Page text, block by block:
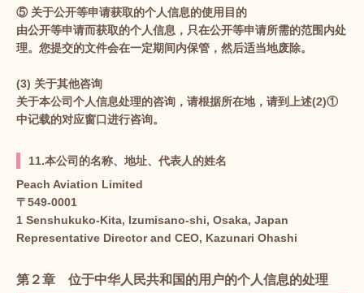
⑤ 关于公开等申请获取的个人信息的使用目的
由公开等申请而获取的个人信息，只在公开等申请所需的范围内处
理。您提交的文件会在一定期间内保管，然后适当地废除。
(3) 关于其他咨询
关于本公司个人信息处理的咨询，请根据所在地，请到上述(2)①
中记载的对应窗口进行咨询。
11.本公司的名称、地址、代表人的姓名
Peach Aviation Limited
〒549-0001
1 Senshukuko-Kita, Izumisano-shi, Osaka, Japan
Representative Director and CEO, Kazunari Ohashi
第２章 位于中华人民共和国的用户的个人信息的处理